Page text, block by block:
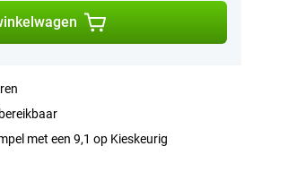
met een 9,1 op Kieskeurig